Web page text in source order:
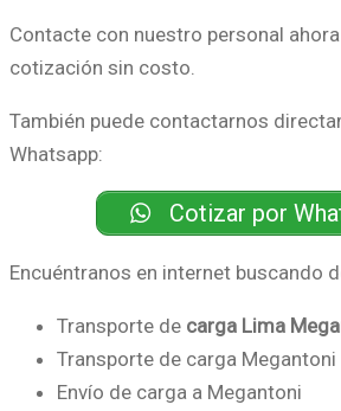
Contacte con nuestro personal
cotización sin costo.
También puede contactarnos
Whatsapp:
Cotizar por
Encuéntranos en internet buscando
Transporte de carga Lima
Transporte de carga
Envío de carga a Megantoni